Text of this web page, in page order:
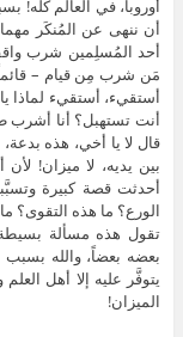
أوروبا، في العالم كله!
أن ننهى عن المُنكَر
أحد المُسلِمين شرب
مَن شرب مِن قيام –
أستقيء، أستقيء لماذا
أنت تستهبل؟ أنا أشرب
قال لا يا أخي، هذه
بين يديه، لا ميزان!
أحدثت قصة كبيرة
الورع؟ ما هذه التقوى؟
تقول هذه مسألة بسيطة،
بعضه بعضاً، والله بسبب
يتوفَّر عليه إلا أهل
الميزان!